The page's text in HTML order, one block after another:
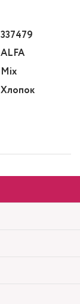
337479
ALFA
Mix
Хлопок